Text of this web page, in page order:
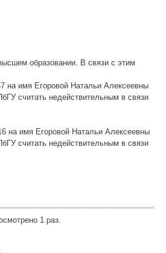
образовании. В связи с этим
имя Егоровой Натальи Алексеевны
считать недействительным в связи
имя Егоровой Натальи Алексеевны
считать недействительным в связи
1 раз.